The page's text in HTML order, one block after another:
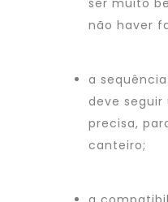
ser muito
não haver
a
deve seguir
precisa,
canteiro;